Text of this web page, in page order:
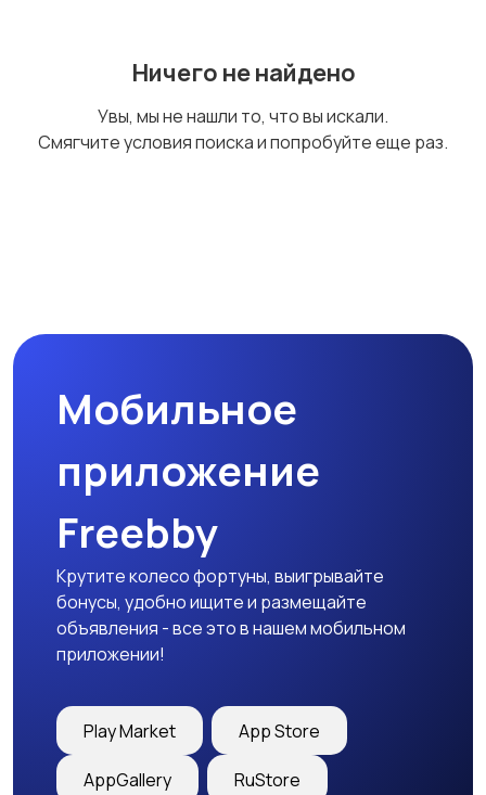
сигнализации
Столы и стулья Текстиль и ковры
Шкафы и комоды
Ничего не найдено
Увы, мы не нашли то, что вы искали.
Смягчите условия поиска и попробуйте еще раз.
Мобильное
приложение
Freebby
Крутите колесо фортуны, выигрывайте
бонусы, удобно ищите и размещайте
объявления - все это в нашем мобильном
приложении!
Play Market App Store
AppGallery RuStore